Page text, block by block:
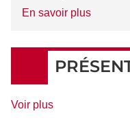
En savoir plusà
Rythme
Voir plusde